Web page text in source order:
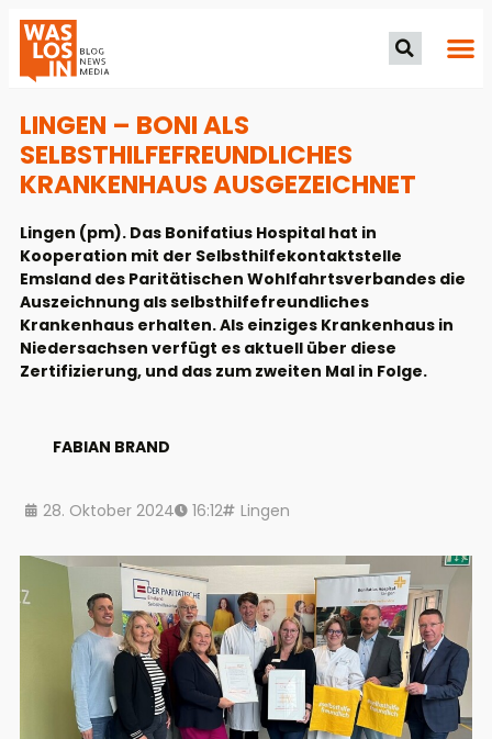
LINGEN – BONI ALS
SELBSTHILFEFREUNDLICHES
KRANKENHAUS AUSGEZEICHNET
Lingen (pm). Das Bonifatius Hospital hat in
Kooperation mit der Selbsthilfekontaktstelle
Emsland des Paritätischen Wohlfahrtsverbandes die
Auszeichnung als selbsthilfefreundliches
Krankenhaus erhalten. Als einziges Krankenhaus in
Niedersachsen verfügt es aktuell über diese
Zertifizierung, und das zum zweiten Mal in Folge.
FABIAN BRAND
28. Oktober 2024 16:12 Lingen